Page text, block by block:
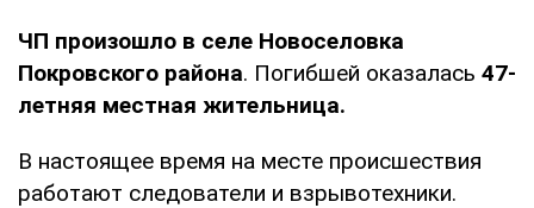
ЧП произошло в селе Новоселовка
Покровского района. Погибшей оказалась 47-
летняя местная жительница.
В настоящее время на месте происшествия
работают следователи и взрывотехники.